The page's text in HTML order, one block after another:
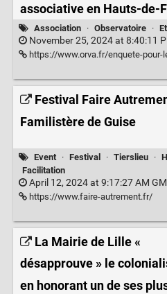
associative en Hauts-de-
Association · Observatoire ·
November 25, 2024 at 8:40:11
https://www.orva.fr/enquete-pour-le-barometre-de-la-
Festival Faire
Familistère de Guise
Event · Festival · Tierslieu ·
Facilitation
April 12, 2024 at 9:17:27 AM
https://www.faire-autrement.fr/
La Mairie de Lille «
désapprouve » le
en honorant un de ses